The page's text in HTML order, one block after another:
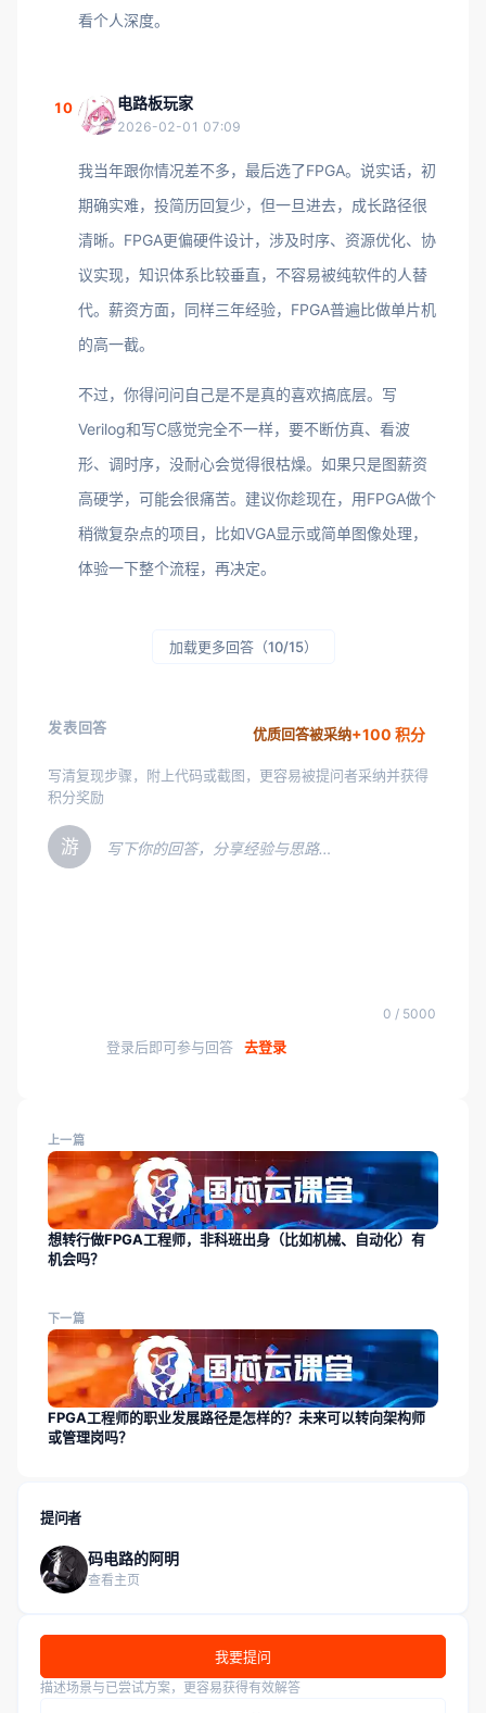
看个人深度。
10 电路板玩家
2026-02-01 07:09
我当年跟你情况差不多，最后选了FPGA。说实话，初
期确实难，投简历回复少，但一旦进去，成长路径很
清晰。FPGA更偏硬件设计，涉及时序、资源优化、协
议实现，知识体系比较垂直，不容易被纯软件的人替
代。薪资方面，同样三年经验，FPGA普遍比做单片机
的高一截。
不过，你得问问自己是不是真的喜欢搞底层。写
Verilog和写C感觉完全不一样，要不断仿真、看波
形、调时序，没耐心会觉得很枯燥。如果只是图薪资
高硬学，可能会很痛苦。建议你趁现在，用FPGA做个
稍微复杂点的项目，比如VGA显示或简单图像处理，
体验一下整个流程，再决定。
加载更多回答（10/15）
发表回答 优质回答被采纳+100 积分
写清复现步骤，附上代码或截图，更容易被提问者采纳并获得
积分奖励
游 写下你的回答，分享经验与思路…
0 / 5000
登录后即可参与回答 去登录
上一篇
想转行做FPGA工程师，非科班出身（比如机械、自动化）有
机会吗？
下一篇
FPGA工程师的职业发展路径是怎样的？未来可以转向架构师
或管理岗吗？
提问者
码电路的阿明
查看主页
我要提问
描述场景与已尝试方案，更容易获得有效解答